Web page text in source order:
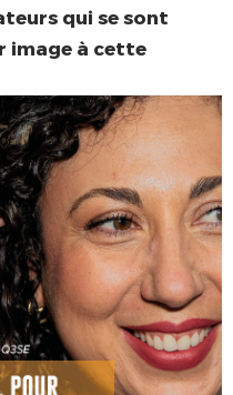
qui se sont
image à cette